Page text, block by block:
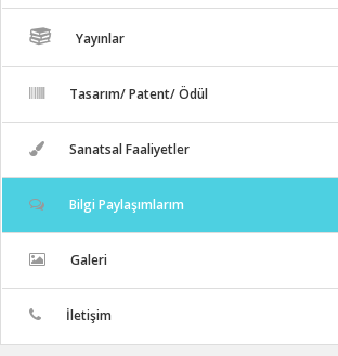
Yayınlar
Tasarım/ Patent/ Ödül
Sanatsal Faaliyetler
Bilgi Paylaşımlarım
Galeri
İletişim